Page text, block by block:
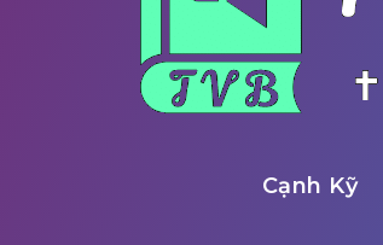
Cạnh Kỹ